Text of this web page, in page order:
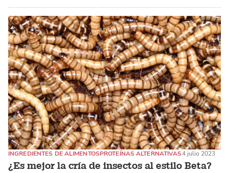
¿Es mejor la cría de insectos al estilo Beta?
INGREDIENTES DE ALIMENTOSPROTEÍNAS ALTERNATIVAS4 julio 2023